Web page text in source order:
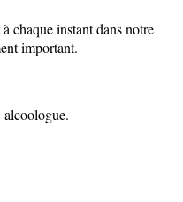
chaque instant dans notre
important.
alcoologue.